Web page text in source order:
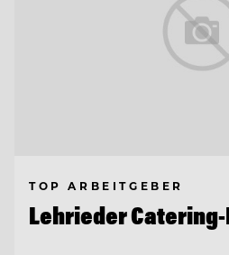
TOP ARBEITGEBER
Lehrieder